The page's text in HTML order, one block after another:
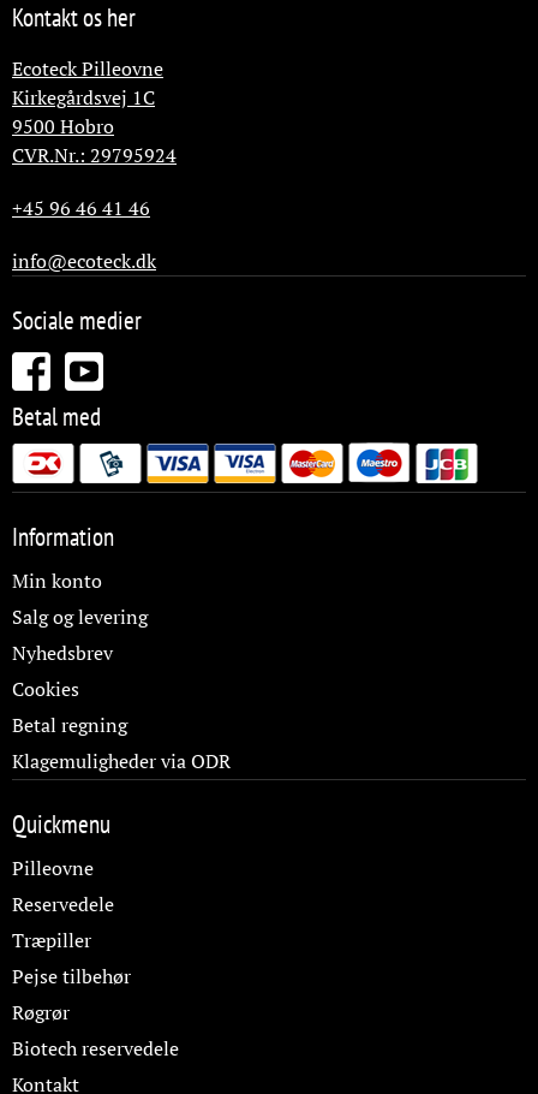
Kontakt os her
Ecoteck Pilleovne
Kirkegårdsvej 1C
9500 Hobro
CVR.Nr.: 29795924
+45 96 46 41 46
info@ecoteck.dk
Sociale medier
Betal med
Information
Min konto
Salg og levering
Nyhedsbrev
Cookies
Betal regning
Klagemuligheder via ODR
Quickmenu
Pilleovne
Reservedele
Træpiller
Pejse tilbehør
Røgrør
Biotech reservedele
Kontakt